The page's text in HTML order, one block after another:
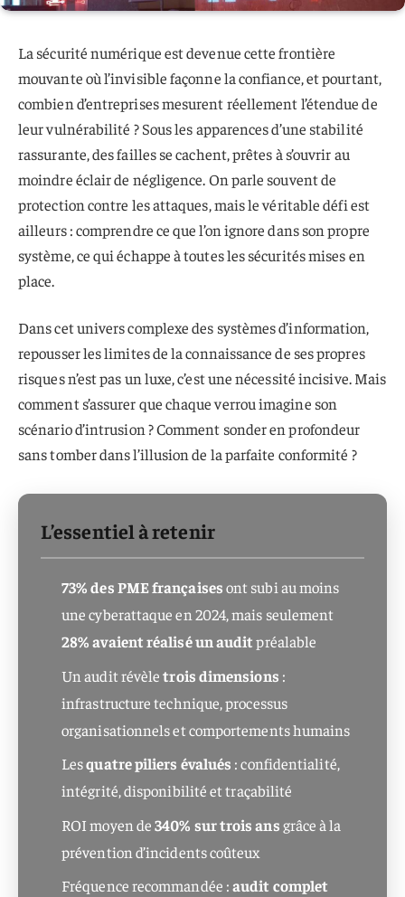
La sécurité numérique est devenue cette frontière
mouvante où l’invisible façonne la confiance, et pourtant,
combien d’entreprises mesurent réellement l’étendue de
leur vulnérabilité ? Sous les apparences d’une stabilité
rassurante, des failles se cachent, prêtes à s’ouvrir au
moindre éclair de négligence. On parle souvent de
protection contre les attaques, mais le véritable défi est
ailleurs : comprendre ce que l’on ignore dans son propre
système, ce qui échappe à toutes les sécurités mises en
place.
Dans cet univers complexe des systèmes d’information,
repousser les limites de la connaissance de ses propres
risques n’est pas un luxe, c’est une nécessité incisive. Mais
comment s’assurer que chaque verrou imagine son
scénario d’intrusion ? Comment sonder en profondeur
sans tomber dans l’illusion de la parfaite conformité ?
L’essentiel à retenir
73% des PME françaisesont subi au moins
une cyberattaque en 2024, mais seulement
28% avaient réalisé un auditpréalable
Un audit révèletrois dimensions :
infrastructure technique, processus
organisationnels et comportements humains
Lesquatre piliers évalués : confidentialité,
intégrité, disponibilité et traçabilité
ROI moyen de340% sur trois ansgrâce à la
prévention d’incidents coûteux
Fréquence recommandée :audit complet